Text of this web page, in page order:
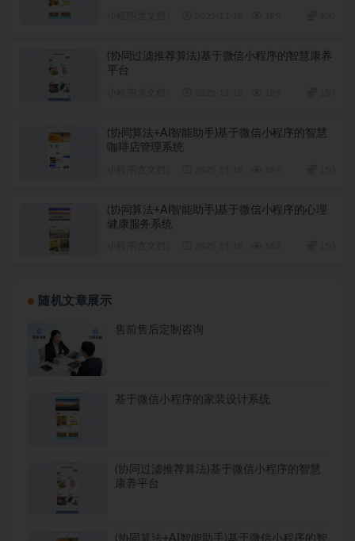
(协同过滤推荐算法)基于微信小程序的智慧康养
平台
(协同算法+AI智能助手)基于微信小程序的智慧
咖啡店管理系统
(协同算法+AI智能助手)基于微信小程序的心理
健康服务系统
随机文章展示
售前售后定制咨询
基于微信小程序的家装设计系统
(协同过滤推荐算法)基于微信小程序的智慧
康养平台